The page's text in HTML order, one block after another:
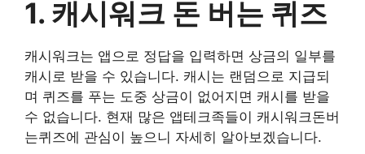
1. 캐시워크 돈 버는 퀴즈
캐시워크는 앱으로 정답을 입력하면 상금의 일부를
캐시로 받을 수 있습니다. 캐시는 랜덤으로 지급되
며 퀴즈를 푸는 도중 상금이 없어지면 캐시를 받을
수 없습니다. 현재 많은 앱테크족들이 캐시워크돈버
는퀴즈에 관심이 높으니 자세히 알아보겠습니다.